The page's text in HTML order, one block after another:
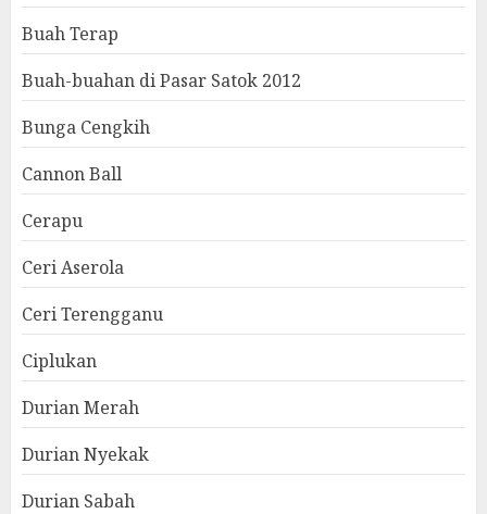
Buah Terap
Buah-buahan di Pasar Satok 2012
Bunga Cengkih
Cannon Ball
Cerapu
Ceri Aserola
Ceri Terengganu
Ciplukan
Durian Merah
Durian Nyekak
Durian Sabah